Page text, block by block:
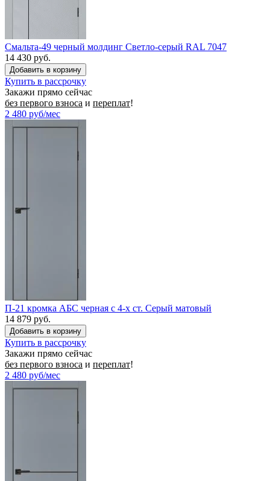
Смальта-49 черный молдинг Светло-серый RAL 7047
14 430 руб.
Купить в рассрочку
Закажи прямо сейчас
без первого взноса и переплат!
2 480 руб/мес
П-21 кромка АБС черная c 4-х ст. Серый матовый
14 879 руб.
Купить в рассрочку
Закажи прямо сейчас
без первого взноса и переплат!
2 480 руб/мес